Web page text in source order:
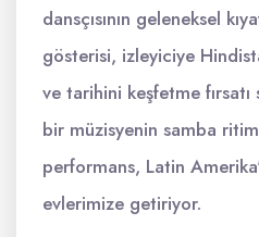
dansçısının geleneksel
gösterisi, izleyiciye
ve tarihini keşfetme
bir müzisyenin samba
performans, Latin
evlerimize getiriyor.